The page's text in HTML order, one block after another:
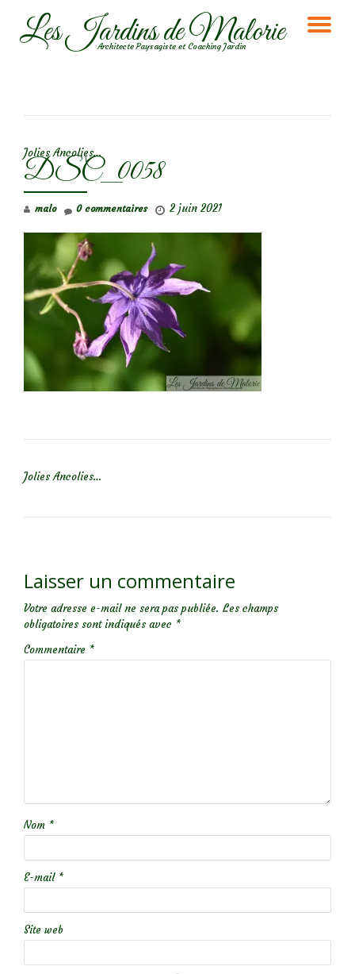
AllerLes Jardins de Malorie
Architecte Paysagiste et Coaching Jardin
Jolies Ancolies…
DSC_0058
malo 2 juin 2021
0 commentaires
Jolies Ancolies…
Laisser un commentaire
Votre adresse e-mail ne sera pas publiée. Les champs
obligatoires sont indiqués avec *
Commentaire *
Nom *
E-mail *
Site web